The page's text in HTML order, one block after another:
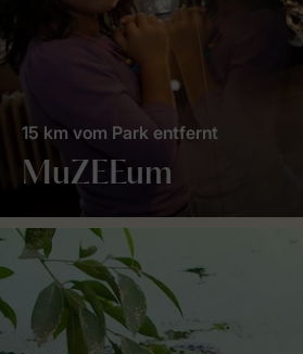
MuZEEum
15 km vom Park entfernt